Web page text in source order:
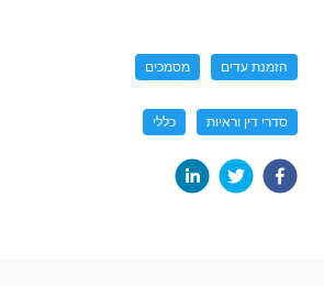
הזמנת עדים מסמכים
סדרי דין וראיות כללי